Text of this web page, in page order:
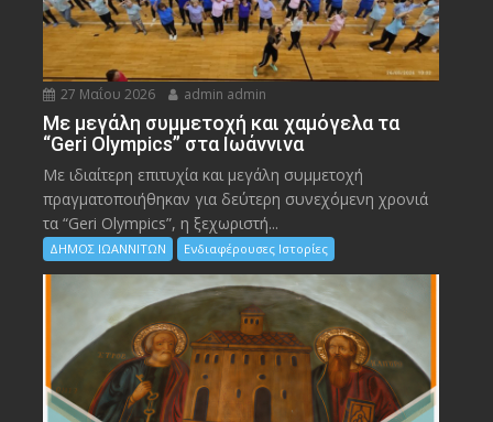
27 Μαΐου 2026 admin admin
Με μεγάλη συμμετοχή και χαμόγελα τα
“Geri Olympics” στα Ιωάννινα
Με ιδιαίτερη επιτυχία και μεγάλη συμμετοχή
πραγματοποιήθηκαν για δεύτερη συνεχόμενη χρονιά
τα “Geri Olympics”, η ξεχωριστή...
ΔΗΜΟΣ ΙΩΑΝΝΙΤΩΝ Ενδιαφέρουσες Ιστορίες